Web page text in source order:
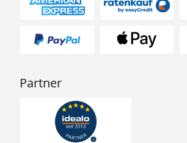
Partner